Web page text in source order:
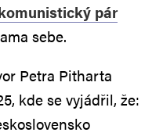
pár
sebe.
Petra Pitharta
kde se vyjádřil, že: